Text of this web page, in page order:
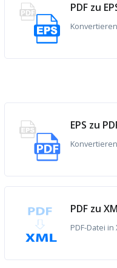
PDF zu
EPS zu
PDF zu
PDF-Datei